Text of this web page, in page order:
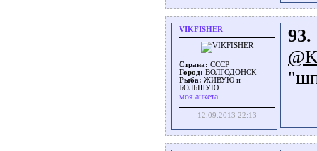
VIKFISHER
Страна: СССР
Город: ВОЛГОДОНСК
Рыба: ЖИВУЮ и
БОЛЬШУЮ
моя анкета
12.09.2013 22:13
93.